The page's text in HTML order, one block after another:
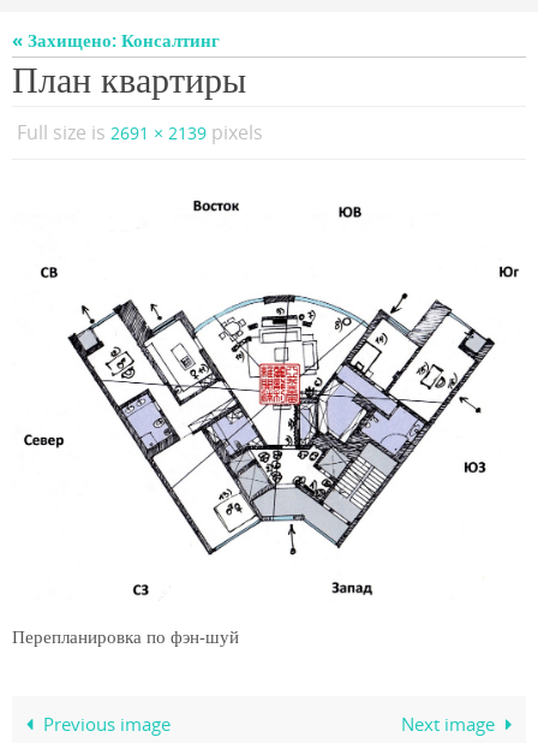
« Захищено: Консалтинг
План квартиры
Full size is 2691 × 2139 pixels
Перепланировка по фэн-шуй
Previous image Next image